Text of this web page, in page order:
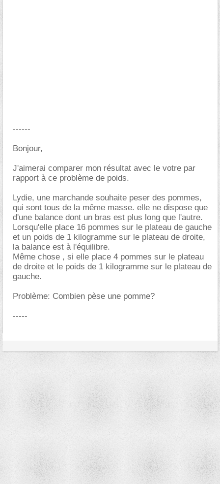
------
Bonjour,
J'aimerai comparer mon résultat avec le votre par
rapport à ce problème de poids.
Lydie, une marchande souhaite peser des pommes,
qui sont tous de la même masse. elle ne dispose que
d'une balance dont un bras est plus long que l'autre.
Lorsqu'elle place 16 pommes sur le plateau de gauche
et un poids de 1 kilogramme sur le plateau de droite,
la balance est à l'équilibre.
Même chose , si elle place 4 pommes sur le plateau
de droite et le poids de 1 kilogramme sur le plateau de
gauche.
Problème: Combien pèse une pomme?
-----